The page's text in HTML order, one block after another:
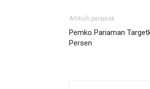
Artikulli paraprak
Pemko Pariaman
Persen